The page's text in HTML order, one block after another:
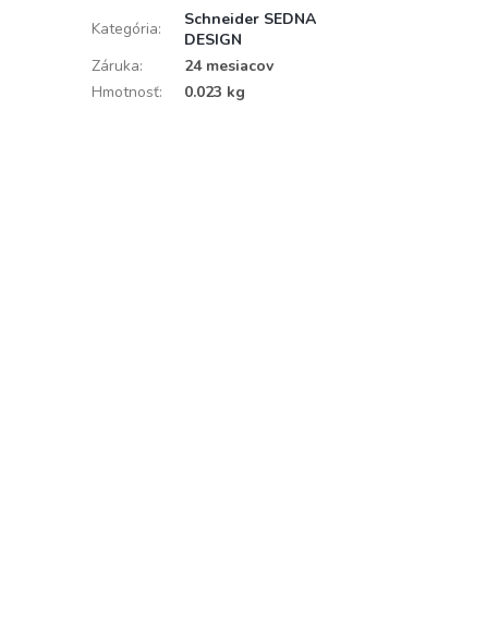
Kategória:
Schneider SEDNA
DESIGN
Záruka:
24 mesiacov
Hmotnosť: 0.023 kg